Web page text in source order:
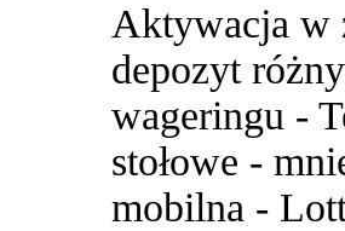
Aktywacja w
depozyt
wageringu -
stołowe -
mobilna -